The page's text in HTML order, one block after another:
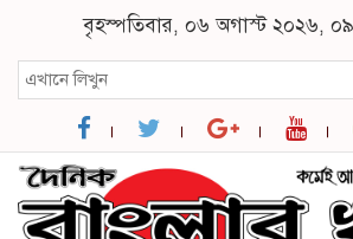
বৃহস্পতিবার, ০৬ অগাস্ট ২০২৬,